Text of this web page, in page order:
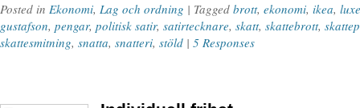
Posted in Ekonomi, Lag och ordning | Tagged brott, ekonomi, ikea,
gustafson, pengar, politisk satir, satirtecknare, skatt, skattebrott,
skattesmitning, snatta, snatteri, stöld | 5 Responses